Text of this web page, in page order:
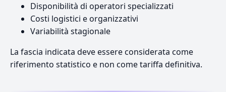
Disponibilità di operatori specializzati
Costi logistici e organizzativi
Variabilità stagionale
La fascia indicata deve essere considerata come
riferimento statistico e non come tariffa definitiva.